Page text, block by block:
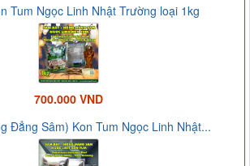
Tum Ngọc Linh Nhật Trường loại 1kg
700.000 VND
Đẳng Sâm) Kon Tum Ngọc Linh Nhật...